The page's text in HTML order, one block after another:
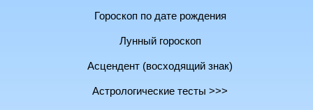
Гороскоп по дате рождения
Лунный гороскоп
Асцендент (восходящий знак)
Астрологические тесты >>>